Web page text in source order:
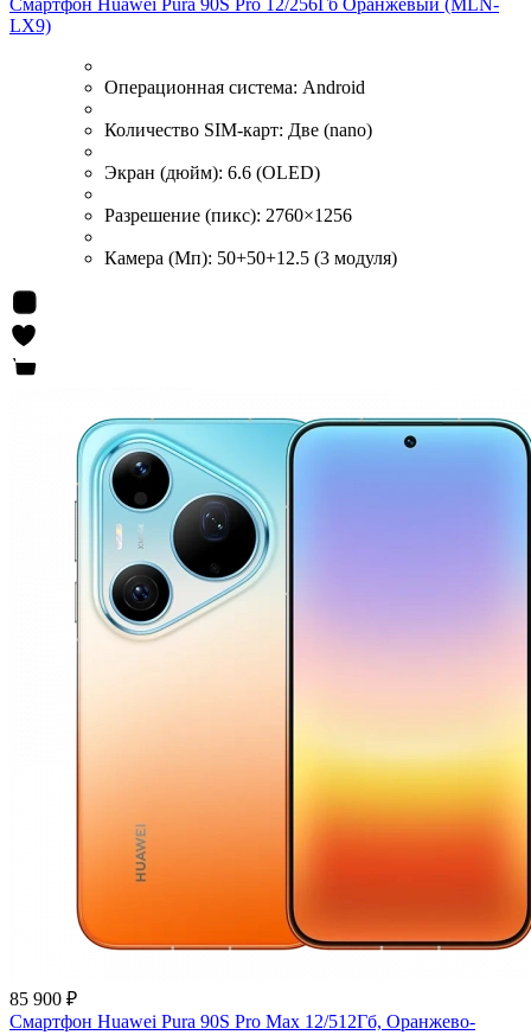
Смартфон Huawei Pura 90S Pro 12/256Гб Оранжевый (MLN-
LX9)
Операционная система: Android
Количество SIM-карт: Две (nano)
Экран (дюйм): 6.6 (OLED)
Разрешение (пикс): 2760×1256
Камера (Мп): 50+50+12.5 (3 модуля)
85 900 ₽
Смартфон Huawei Pura 90S Pro Max 12/512Гб, Оранжево-